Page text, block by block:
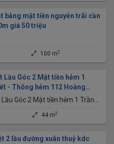
bằng mặt tiền nguyễn trãi cần
giá 50 triệu
100 m2
Lầu Góc 2 Mặt tiền hẻm 1
- Thông hẻm 112 Hoàng
Lầu Góc 2 Mặt tiền hẻm 1 Trần
trường học Các Cấp
44 m2
2 lầu đường xuân thuỷ kdc